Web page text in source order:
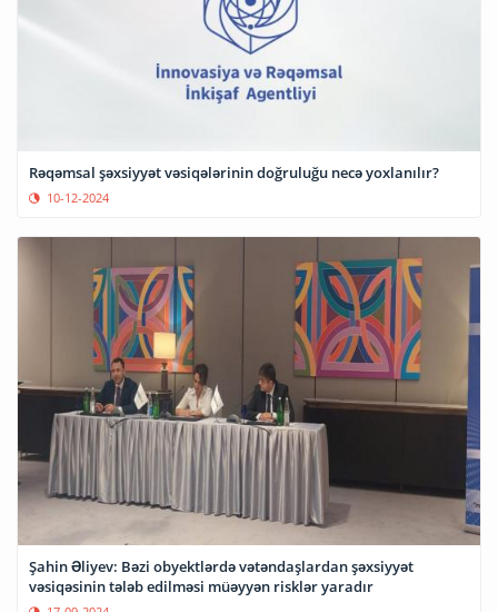
Rəqəmsal şəxsiyyət vəsiqələrinin doğruluğu necə yoxlanılır?
10-12-2024
Şahin Əliyev: Bəzi obyektlərdə vətəndaşlardan şəxsiyyət
vəsiqəsinin tələb edilməsi müəyyən risklər yaradır